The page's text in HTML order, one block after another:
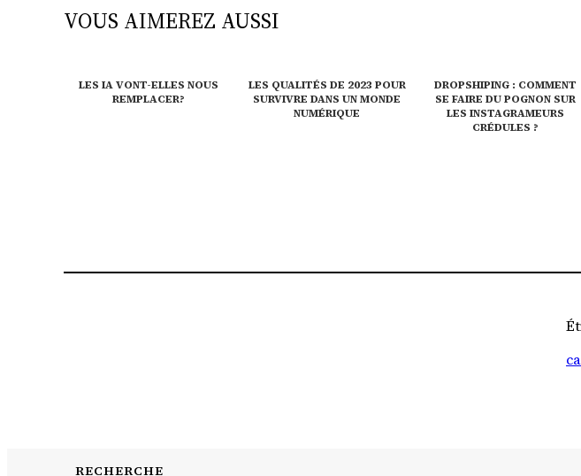
VOUS AIMEREZ AUSSI
LES IA VONT-ELLES NOUS
REMPLACER?
LES QUALITÉS DE 2023 POUR
SURVIVRE DANS UN MONDE
NUMÉRIQUE
DROPSHIPING : COMMENT
SE FAIRE DU POGNON SUR
LES INSTAGRAMEURS
CRÉDULES ?
RECHERCHE